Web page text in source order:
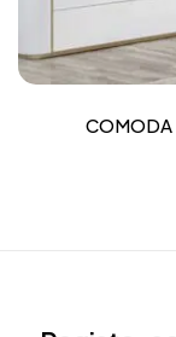
COMODA